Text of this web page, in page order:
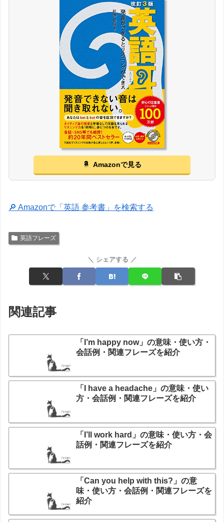
Amazonで見る
🔎 Amazonで「英語 参考書」を検索する
英語フレーズ
＼ シェアする ／
関連記事
「I’m happy now」の意味・使い方・
会話例・関連フレーズを紹介
「I have a headache」の意味・使い
方・会話例・関連フレーズを紹介
「I’ll work hard」の意味・使い方・会
話例・関連フレーズを紹介
「Can you help with this?」の意
味・使い方・会話例・関連フレーズを
紹介